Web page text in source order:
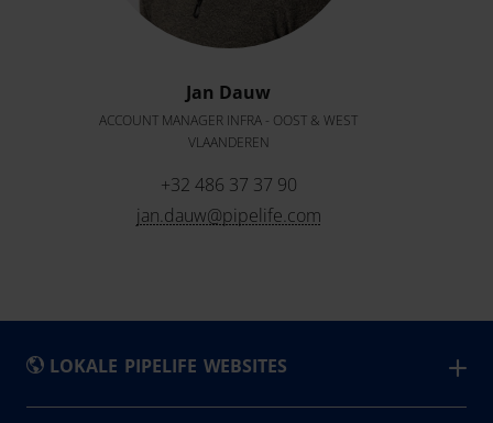
Jan Dauw
ACCOUNT MANAGER INFRA - OOST & WEST
VLAANDEREN
+32 486 37 37 90
jan.dauw@pipelife.com
LOKALE PIPELIFE WEBSITES